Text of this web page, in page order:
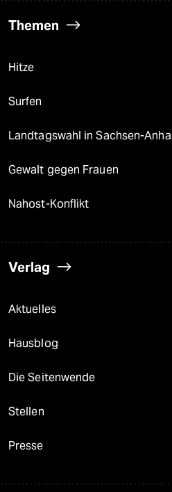
Themen
Hitze
Surfen
Landtagswahl in Sachsen-
Gewalt gegen Frauen
Nahost-Konflikt
Verlag
Aktuelles
Hausblog
Die Seitenwende
Stellen
Presse